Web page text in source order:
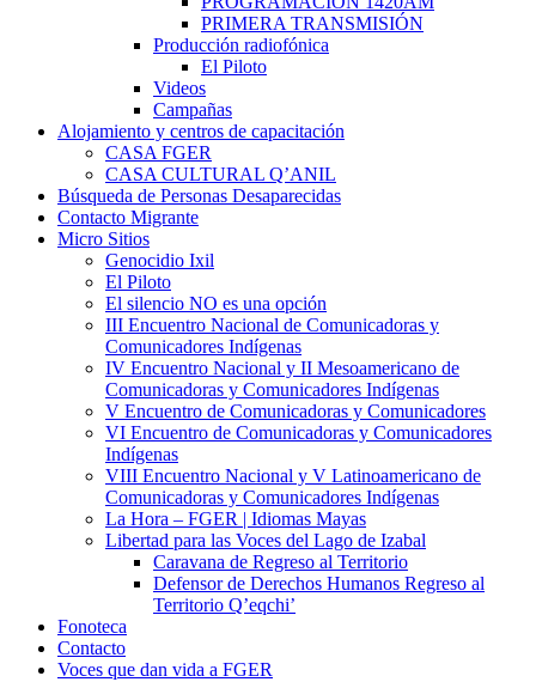
PRIMERA TRANSMISIÓN
Producción radiofónica
El Piloto
Videos
Campañas
Alojamiento y centros de capacitación
CASA FGER
CASA CULTURAL Q’ANIL
Búsqueda de Personas Desaparecidas
Contacto Migrante
Micro Sitios
Genocidio Ixil
El Piloto
El silencio NO es una opción
III Encuentro Nacional de Comunicadoras y
Comunicadores Indígenas
IV Encuentro Nacional y II Mesoamericano de
Comunicadoras y Comunicadores Indígenas
V Encuentro de Comunicadoras y Comunicadores
VI Encuentro de Comunicadoras y Comunicadores
Indígenas
VIII Encuentro Nacional y V Latinoamericano de
Comunicadoras y Comunicadores Indígenas
La Hora – FGER | Idiomas Mayas
Libertad para las Voces del Lago de Izabal
Caravana de Regreso al Territorio
Defensor de Derechos Humanos Regreso al
Territorio Q’eqchi’
Fonoteca
Contacto
Voces que dan vida a FGER